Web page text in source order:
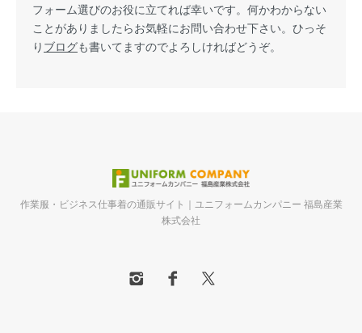
フォーム選びのお役に立てれば幸いです。何かわからない
ことがありましたらお気軽にお問い合わせ下さい。ひっそ
り ブログも書いてますのでよろしければどうぞ。
作業服・ビジネス仕事着の通販サイト｜ユニフォームカンパニー 福島産業
株式会社